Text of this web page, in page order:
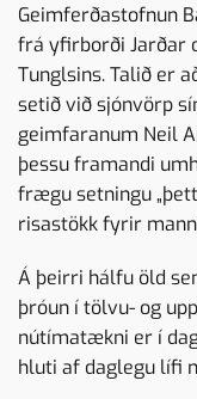
Geimferðastofnun
frá yfirborði Jarðar
Tunglsins. Talið er
setið við sjónvörp
geimfaranum Neil
þessu framandi
frægu setningu
risastökk fyrir
Á þeirri hálfu öld
þróun í tölvu- og
nútímatækni er í
hluti af daglegu lífi